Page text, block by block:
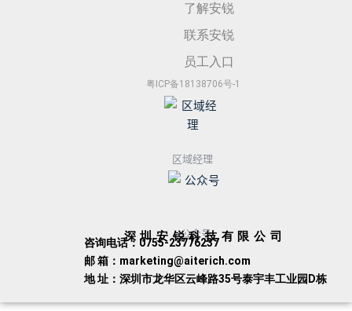
了解安锐
联系安锐
员工入口
粤ICP备18138706号-1
区域经理
公众号
深圳安锐科技有限公司
咨询电话：0755-23776237
邮 箱：marketing@aiterich.com
地 址：深圳市龙华区云峰路35号泰宇丰工业园D栋